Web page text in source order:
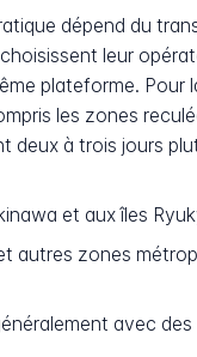
dépend du
leur
plateforme. Pour
les zones
deux à trois jours
et aux îles
autres zones
avec